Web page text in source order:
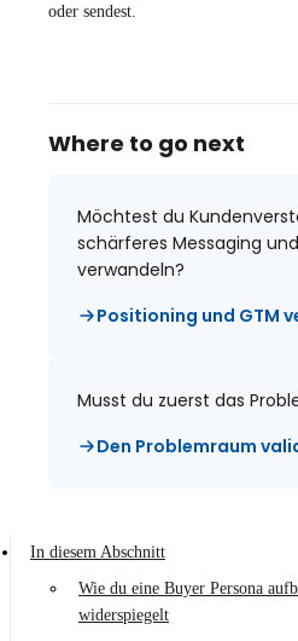
oder sendest.
Where to go next
Möchtest du
schärferes Messaging
verwandeln?
Positioning und GTM
Musst du zuerst das
Den Problemraum
In diesem Abschnitt
Wie du eine Buyer Persona
widerspiegelt